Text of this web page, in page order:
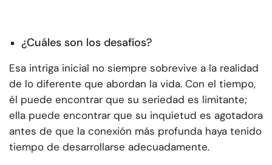
¿Cuáles son los desafíos?
Esa intriga inicial no siempre sobrevive a la realidad
de lo diferente que abordan la vida. Con el tiempo,
él puede encontrar que su seriedad es limitante;
ella puede encontrar que su inquietud es agotadora
antes de que la conexión más profunda haya tenido
tiempo de desarrollarse adecuadamente.